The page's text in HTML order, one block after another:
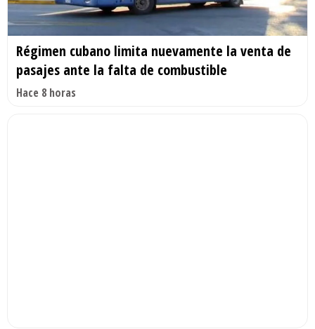
Régimen cubano limita nuevamente la venta de
pasajes ante la falta de combustible
Hace 8 horas